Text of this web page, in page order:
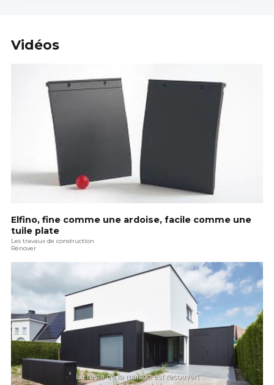
Vidéos
Elfino, fine comme une ardoise, facile comme une
tuile plate
Les travaux de construction
Rénover